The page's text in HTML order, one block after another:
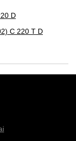
D
C 220 T D